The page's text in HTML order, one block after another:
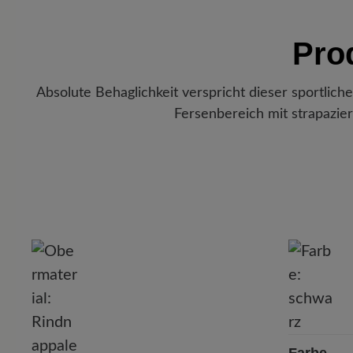
Absolute Behaglichkeit verspricht dieser
Fersenbereich mit